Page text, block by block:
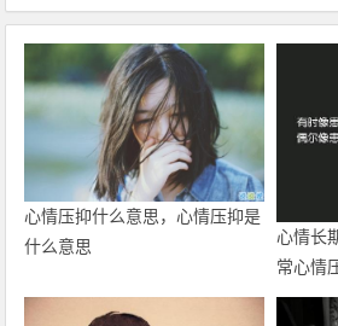
心情压抑什么意思，心情压抑是
什么意思
心情长
常心情